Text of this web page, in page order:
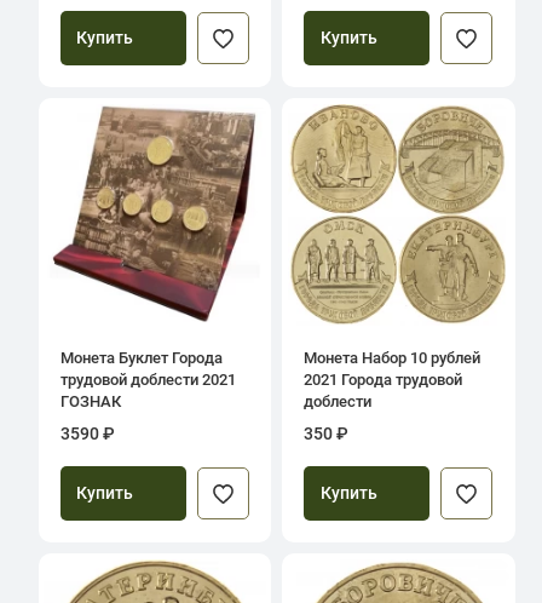
Купить Купить
Монета Буклет Города
трудовой доблести 2021
ГОЗНАК
3590 ₽
Купить
Монета Набор 10 рублей
2021 Города трудовой
доблести
350 ₽
Купить